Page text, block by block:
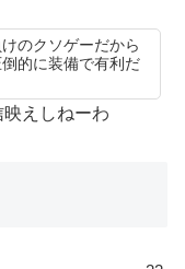
のクソゲーだから
的に装備で有利だ
えしねーわ